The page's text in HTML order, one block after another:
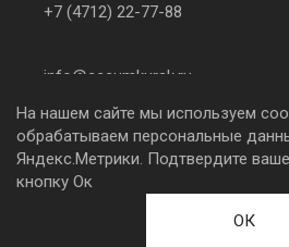
+7 (4712) 22-77-88
info@accumkursk.ru
ССЫЛКИ НА СОЦ. СЕТИ
На нашем сайте мы используем
обрабатываем персональные
Яндекс.Метрики. Подтвердите
кнопку Ок
ОК